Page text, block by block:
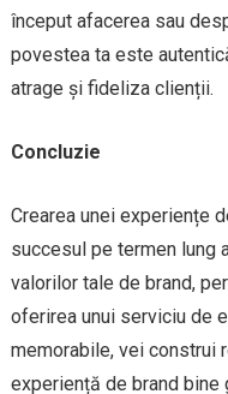
început afacerea sau
povestea ta este
atrage și fideliza clienții.
Concluzie
Crearea unei experiențe
succesul pe termen lung
valorilor tale de brand,
oferirea unui serviciu de
memorabile, vei construi
experiență de brand bine